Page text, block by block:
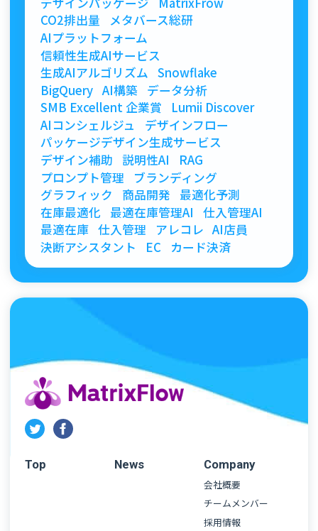
CO2排出量
メタバース総研
AIプラットフォーム
信頼性生成AIサービス
生成AIアルゴリズム Snowflake
BigQuery AI構築
データ分析
SMB Excellent 企業賞
Lumii Discover
AIコンシェルジュ
デザインフロー
パッケージデザイン生成サービス
デザイン補助 説明性AI
RAG
プロンプト管理
ブランディング
グラフィック
商品開発
最適化予測
在庫最適化 最適在庫管理AI
仕入管理AI
最適在庫 仕入管理 アレコレ AI店員
決断アシスタント
EC カード決済
Top News
Company
会社概要
チームメンバー
採用情報